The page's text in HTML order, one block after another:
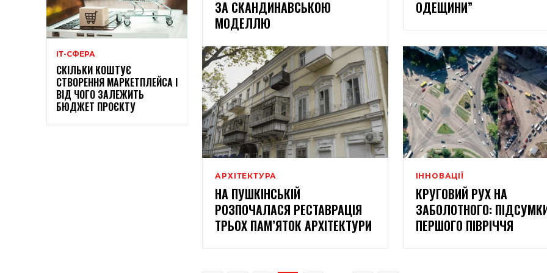
ІТ-СФЕРА
СКІЛЬКИ КОШТУЄ
СТВОРЕННЯ МАРКЕТПЛЕЙСА І
ВІД ЧОГО ЗАЛЕЖИТЬ
БЮДЖЕТ ПРОЄКТУ
ЗА СКАНДИНАВСЬКОЮ
МОДЕЛЛЮ
ОДЕЩИНИ”
АРХІТЕКТУРА
НА ПУШКІНСЬКІЙ
РОЗПОЧАЛАСЯ РЕСТАВРАЦІЯ
ТРЬОХ ПАМ’ЯТОК АРХІТЕКТУРИ
ІННОВАЦІЇ
КРУГОВИЙ РУХ НА
ЗАБОЛОТНОГО:
ПЕРШОГО ПІВРІЧЧЯ